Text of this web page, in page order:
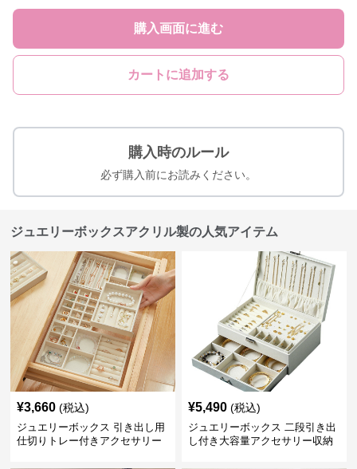
購入画面に進む
カートに追加する
購入時のルール
必ず購入前にお読みください。
ジュエリーボックスアクリル製の人気アイテム
¥3,660 (税込)
ジュエリーボックス 引き出し用
仕切りトレー付きアクセサリー
¥5,490 (税込)
ジュエリーボックス 二段引き出
し付き大容量アクセサリー収納